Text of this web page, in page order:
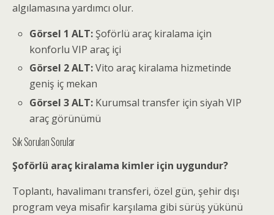
algılamasına yardımcı olur.
Görsel 1 ALT: Şoförlü araç kiralama için
konforlu VIP araç içi
Görsel 2 ALT:Vito araç kiralama hizmetinde
geniş iç mekan
Görsel 3 ALT: Kurumsal transfer için siyah VIP
araç görünümü
Sık Sorulan Sorular
Şoförlü araç kiralama kimler için uygundur?
Toplantı, havalimanı transferi, özel gün, şehir dışı
program veya misafir karşılama gibi sürüş yükünü